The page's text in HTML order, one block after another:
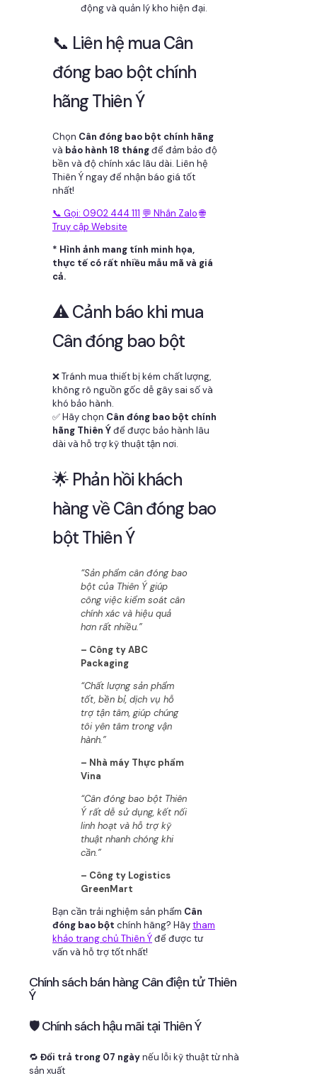
động và quản lý kho hiện đại.
📞 Liên hệ mua Cân
đóng bao bột chính
hãng Thiên Ý
Chọn Cân đóng bao bột chính hãng
và bảo hành 18 thángđể đảm bảo độ
bền và độ chính xác lâu dài. Liên hệ
Thiên Ý ngay để nhận báo giá tốt
nhất!
📞 Gọi: 0902 444 111 💬 Nhắn Zalo 🌐
Truy cập Website
* Hình ảnh mang tính minh họa,
thực tế có rất nhiều mẫu mã và giá
cả.
⚠️ Cảnh báo khi mua
Cân đóng bao bột
❌ Tránh mua thiết bị kém chất lượng,
không rõ nguồn gốc dễ gây sai số và
khó bảo hành.
✅ Hãy chọn Cân đóng bao bột chính
hãng Thiên Ýđể được bảo hành lâu
dài và hỗ trợ kỹ thuật tận nơi.
🌟 Phản hồi khách
hàng về Cân đóng bao
bột Thiên Ý
“Sản phẩm cân đóng bao
bột của Thiên Ý giúp
công việc kiểm soát cân
chính xác và hiệu quả
hơn rất nhiều.”
– Công ty ABC
Packaging
“Chất lượng sản phẩm
tốt, bền bỉ, dịch vụ hỗ
trợ tận tâm, giúp chúng
tôi yên tâm trong vận
hành.”
– Nhà máy Thực phẩm
Vina
“Cân đóng bao bột Thiên
Ý rất dễ sử dụng, kết nối
linh hoạt và hỗ trợ kỹ
thuật nhanh chóng khi
cần.”
– Công ty Logistics
GreenMart
Bạn cần trải nghiệm sản phẩm Cân
đóng bao bột chính hãng? Hãytham
khảo trang chủ Thiên Ýđể được tư
vấn và hỗ trợ tốt nhất!
Chính sách bán hàng Cân điện tử Thiên
Ý
🛡 Chính sách hậu mãi tại Thiên Ý
🔁 Đổi trả trong 07 ngàynếu lỗi kỹ thuật từ nhà
sản xuất